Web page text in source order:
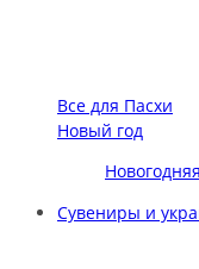
Все для Пасхи
Новый год
Сувениры и